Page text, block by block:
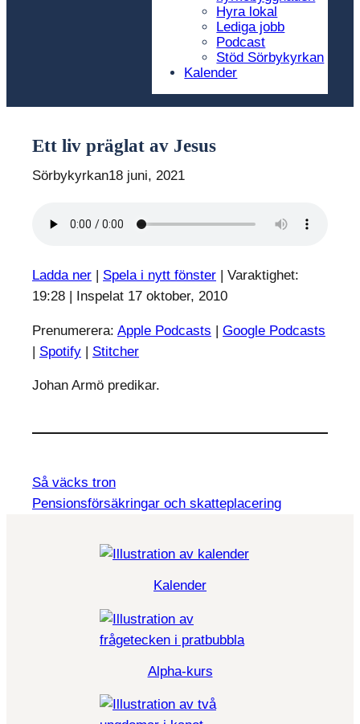
Hyra lokal
Lediga jobb
Podcast
Stöd Sörbykyrkan
Kalender
Ett liv präglat av Jesus
Sörbykyrkan18 juni, 2021
Ladda ner | Spela i nytt fönster | Varaktighet:
19:28 | Inspelat 17 oktober, 2010
Prenumerera: Apple Podcasts | Google Podcasts
| Spotify | Stitcher
Johan Armö predikar.
Så väcks tron
Pensionsförsäkringar och skatteplacering
Kalender
Alpha-kurs